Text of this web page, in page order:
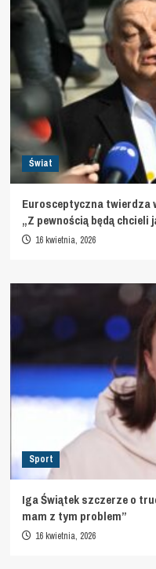
Świat
Eurosceptyczna twierdza
„Z pewnością będą chcieli
16 kwietnia, 2026
Sport
Iga Świątek szczerze o
mam z tym problem”
16 kwietnia, 2026